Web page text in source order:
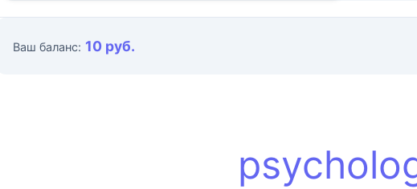
Ваш баланс: 10 руб.